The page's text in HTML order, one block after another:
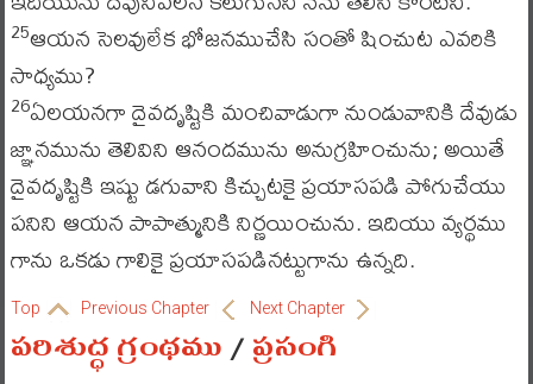
25ఆయన సెలవులేక భోజనముచేసి సంతో షించుట ఎవరికి
సాధ్యము?
26ఏలయనగా దైవదృష్టికి మంచివాడుగా నుండువానికి దేవుడు
జ్ఞానమును తెలివిని ఆనందమును అనుగ్రహించును; అయితే
దైవదృష్టికి ఇష్టు డగువాని కిచ్చుటకై ప్రయాసపడి పోగుచేయు
పనిని ఆయన పాపాత్మునికి నిర్ణయించును. ఇదియు వ్యర్థము
గాను ఒకడు గాలికై ప్రయాసపడినట్టుగాను ఉన్నది.
Top Previous Chapter Next Chapter
పరిశుద్ధ గ్రంథము/ప్రసంగి